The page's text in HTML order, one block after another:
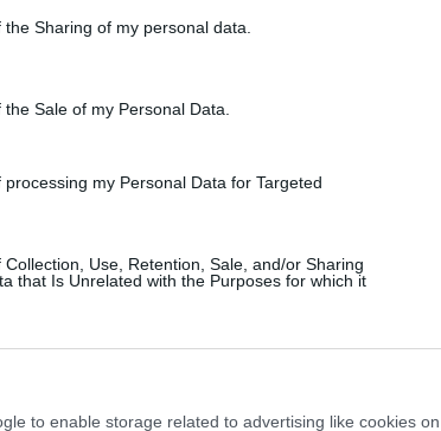
Sharing of my personal data.
Sale of my Personal Data.
my Personal Data for Targeted
Use, Retention, Sale, and/or Sharing
that Is Unrelated with the Purposes for which it
to enable storage related to advertising like cookies on